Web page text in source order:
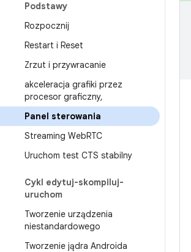
Podstawy
Rozpocznij
Restart i Reset
Zrzut i przywracanie
akceleracja grafiki przez
procesor graficzny,
Panel sterowania
Streaming WebRTC
Uruchom test CTS stabilny
Cykl edytuj-skompiluj-
uruchom
Tworzenie urządzenia
niestandardowego
Tworzenie jądra Androida